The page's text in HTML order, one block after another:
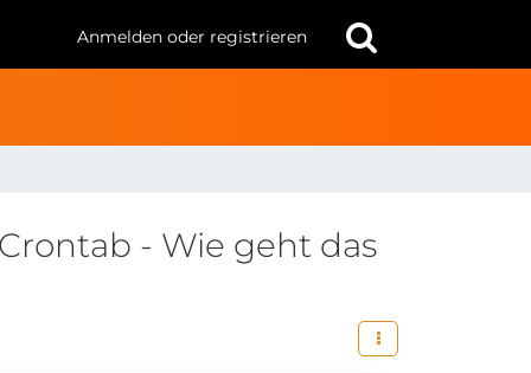
Anmelden oder registrieren
- Wie geht das